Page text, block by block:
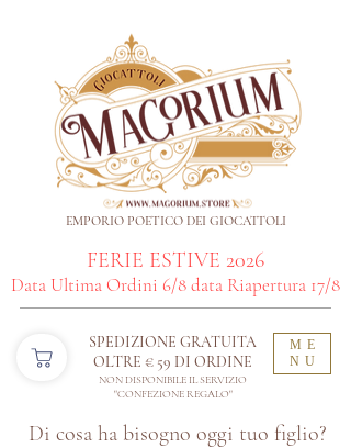
ME
NU
Di cosa ha bisogno oggi tuo figlio?
SPEDIZIONE GRATUITA
OLTRE € 59 DI ORDINE​
NON DISPONIBILE IL SERVIZIO
"CONFEZIONE REGALO"
EMPORIO POETICO DEI GIOCATTOLI
FERIE ESTIVE 2026
Data Ultima Ordini 6/8 data Riapertura 17/8